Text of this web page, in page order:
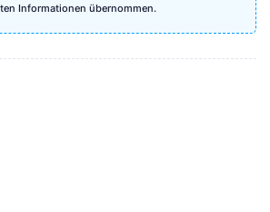
Informationen übernommen.